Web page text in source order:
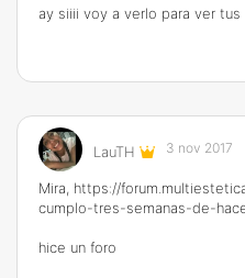
ay siiii voy a verlo para ver tus
LauTH 3 nov 2017
Mira, https://
cumplo-tres-semanas-de-
hice un foro